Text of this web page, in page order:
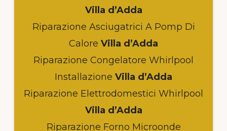
Villa d’Adda
Riparazione Asciugatrici A Pomp Di
Calore Villa d’Adda
Riparazione Congelatore Whirlpool
Installazione Villa d’Adda
Riparazione Elettrodomestici Whirlpool
Villa d’Adda
Riparazione Forno Microonde